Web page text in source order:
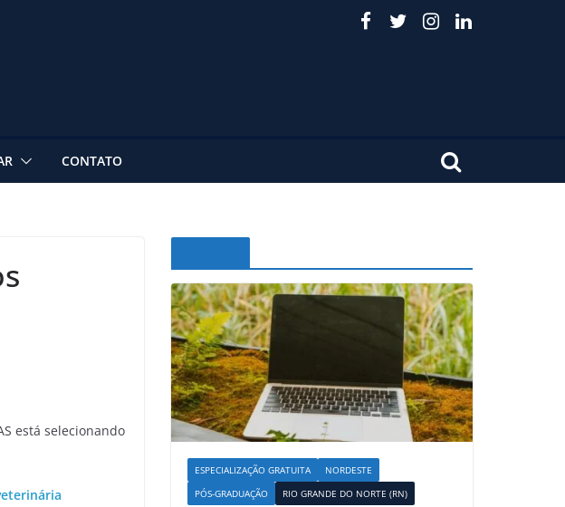
CONTATO
está selecionando
ESPECIALIZAÇÃO GRATUITA
NORDESTE
PÓS-GRADUAÇÃO
RIO GRANDE DO NORTE (RN)